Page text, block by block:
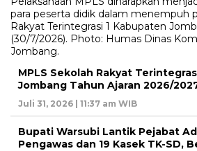
MPLS Sekolah Rakyat
Jombang Tahun Ajaran 2026/
Juli 31, 2026 | 11:37 am WIB
Bupati Warsubi Lantik Pejabat
Pengawas dan 19 Kasek TK-SD,